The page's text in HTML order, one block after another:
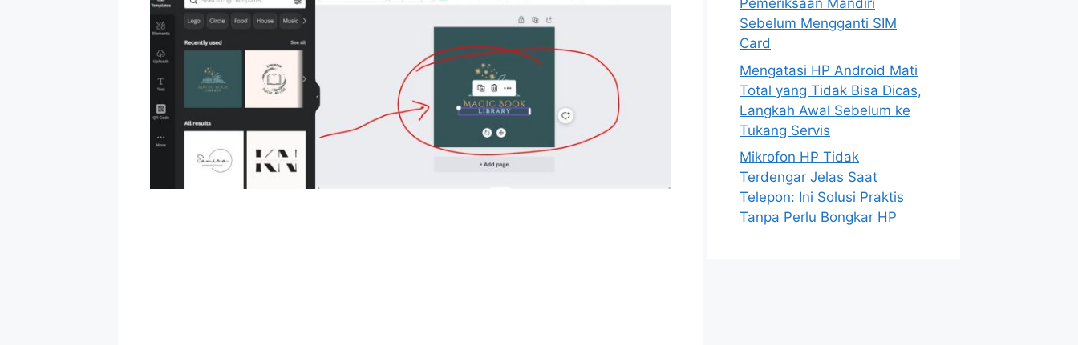
Pemeriksaan Mandiri
Sebelum Mengganti SIM
Card
Mengatasi HP Android Mati
Total yang Tidak Bisa Dicas,
Langkah Awal Sebelum ke
Tukang Servis
Mikrofon HP Tidak
Terdengar Jelas Saat
Telepon: Ini Solusi Praktis
Tanpa Perlu Bongkar HP